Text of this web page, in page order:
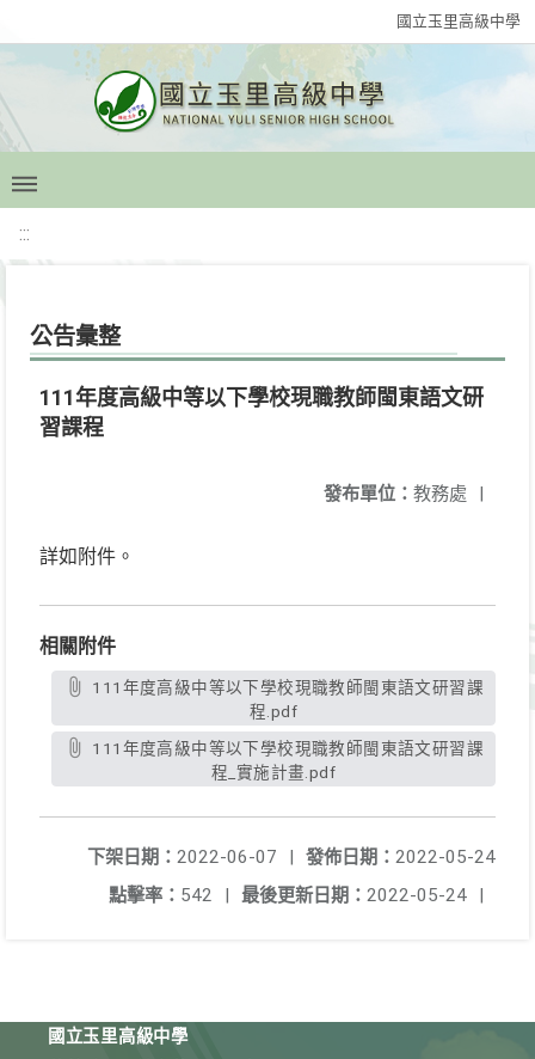
國立玉里高級中學
:::
公告彙整
111年度高級中等以下學校現職教師閩東語文研
習課程
發布單位： 教務處 |
詳如附件。
相關附件
程.pdf
程_實施計畫.pdf
發佈日期： 2022-05-24
下架日期： 2022-06-07
|
最後更新日期： 2022-05-24 |
點擊率： 542 |
國立玉里高級中學